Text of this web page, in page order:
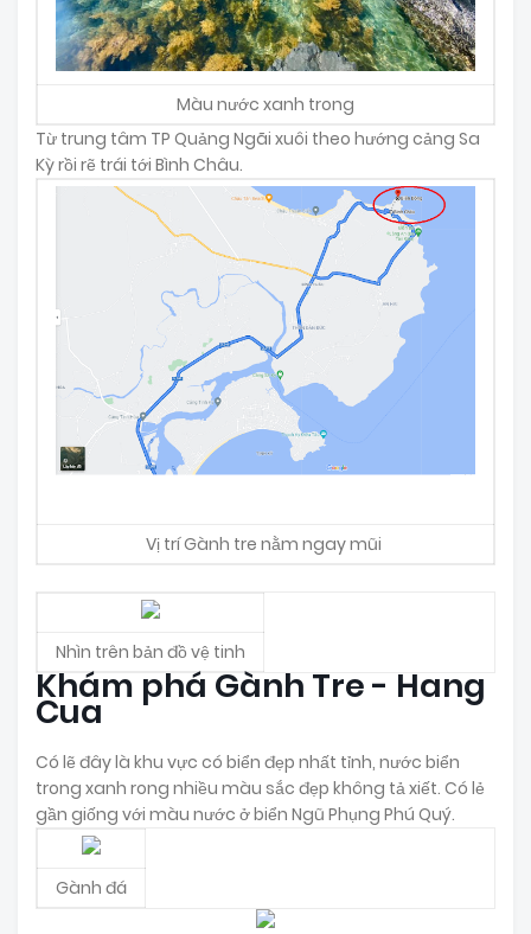
Màu nước xanh trong
Từ trung tâm TP Quảng Ngãi xuôi theo hướng cảng Sa
Kỳ rồi rẽ trái tới Bình Châu.
Vị trí Gành tre nằm ngay mũi
Nhìn trên bản đồ vệ tinh
Khám phá Gành Tre - Hang
Cua
Có lẽ đây là khu vực có biển đẹp nhất tỉnh, nước biển
trong xanh rong nhiều màu sắc đẹp không tả xiết. Có lẻ
gần giống với màu nước ở biển Ngũ Phụng Phú Quý.
Gành đá